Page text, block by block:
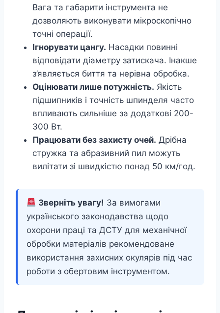
Вага та габарити інструмента не
дозволяють виконувати мікроскопічно
точні операції.
Ігнорувати цангу. Насадки повинні
відповідати діаметру затискача. Інакше
з’являється биття та нерівна обробка.
Оцінювати лише потужність. Якість
підшипників і точність шпинделя часто
впливають сильніше за додаткові 200-
300 Вт.
Працювати без захисту очей. Дрібна
стружка та абразивний пил можуть
вилітати зі швидкістю понад 50 км/год.
Зверніть увагу! За вимогами
українського законодавства щодо
охорони праці та ДСТУ для механічної
обробки матеріалів рекомендоване
використання захисних окулярів під час
роботи з обертовим інструментом.